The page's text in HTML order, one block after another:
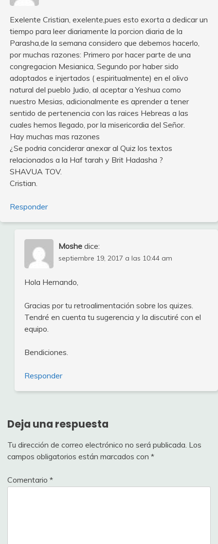
Exelente Cristian, exelente,pues esto exorta a dedicar un
tiempo para leer diariamente la porcion diaria de la
Parasha,de la semana considero que debemos hacerlo,
por muchas razones: Primero por hacer parte de una
congregacion Mesianica, Segundo por haber sido
adoptados e injertados ( espiritualmente) en el olivo
natural del pueblo Judio, al aceptar a Yeshua como
nuestro Mesias, adicionalmente es aprender a tener
sentido de pertenencia con las raices Hebreas a las
cuales hemos llegado, por la misericordia del Señor.
Hay muchas mas razones
¿Se podria conciderar anexar al Quiz los textos
relacionados a la Haf tarah y Brit Hadasha ?
SHAVUA TOV.
Cristian.
Responder
Moshe dice:
septiembre 19, 2017 a las 10:44 am
Hola Hernando,
Gracias por tu retroalimentación sobre los quizes.
Tendré en cuenta tu sugerencia y la discutiré con el
equipo.
Bendiciones.
Responder
Deja una respuesta
Tu dirección de correo electrónico no será publicada. Los
campos obligatorios están marcados con *
Comentario *